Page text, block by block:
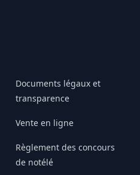
Documents légaux et
transparence
Vente en ligne
Règlement des concours
de notélé